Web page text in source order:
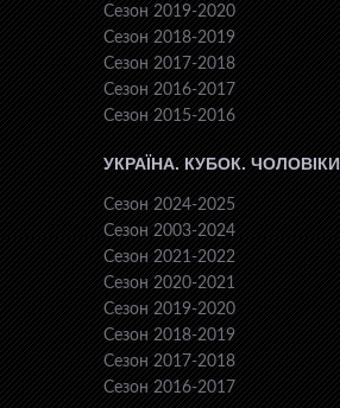
Сезон 2019-2020
Сезон 2018-2019
Сезон 2017-2018
Сезон 2016-2017
Сезон 2015-2016
УКРАЇНА. КУБОК. ЧОЛОВІКИ
Сезон 2024-2025
Сезон 2003-2024
Сезон 2021-2022
Сезон 2020-2021
Сезон 2019-2020
Сезон 2018-2019
Сезон 2017-2018
Сезон 2016-2017